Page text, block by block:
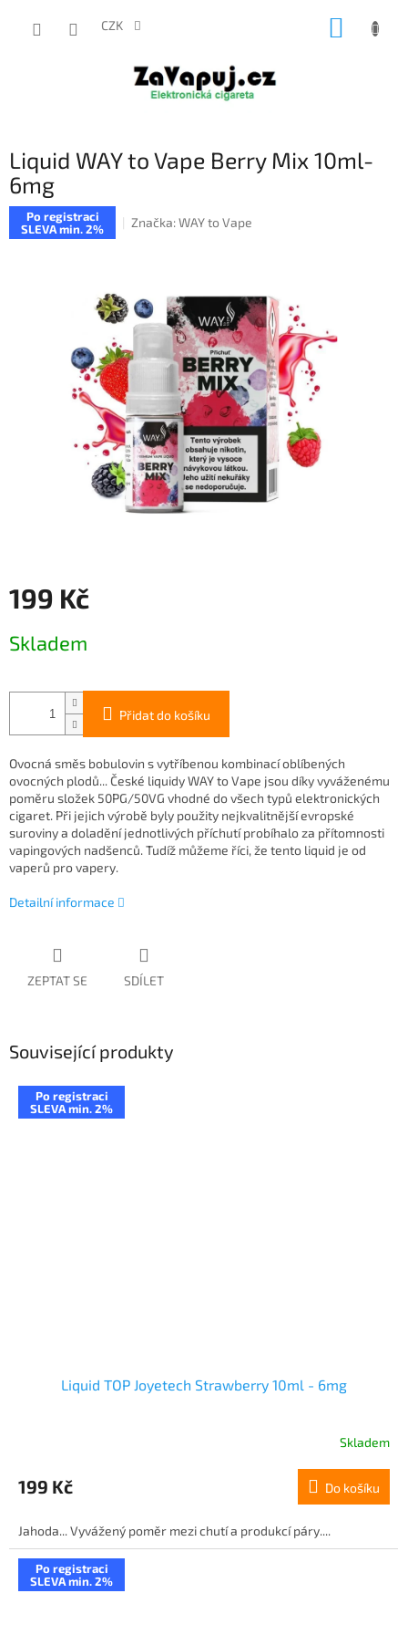
CZK
Liquid WAY to Vape Berry Mix 10ml-
6mg
Po registraci
SLEVA min. 2%
Značka:WAY to Vape
199 Kč
cena:
Skladem
Přidat do košíku
Ovocná směs bobulovin s vytříbenou kombinací oblíbených
ovocných plodů... České liquidy WAY to Vape jsou díky vyváženému
poměru složek 50PG/50VG vhodné do všech typů elektronických
cigaret. Při jejich výrobě byly použity nejkvalitnější evropské
suroviny a doladění jednotlivých příchutí probíhalo za přítomnosti
vapingových nadšenců. Tudíž můžeme říci, že tento liquid je od
vaperů pro vapery.
Detailní informace
ZEPTAT SE SDÍLET
Související produkty
Po registraci
SLEVA min. 2%
Liquid TOP Joyetech Strawberry 10ml - 6mg
Skladem
199 Kč Do košíku
Jahoda... Vyvážený poměr mezi chutí a produkcí páry....
Po registraci
SLEVA min. 2%